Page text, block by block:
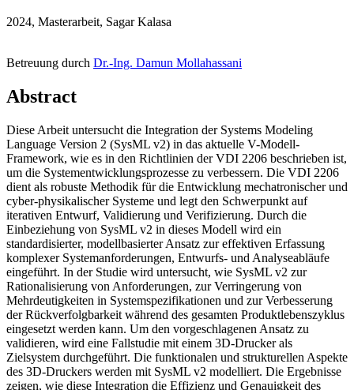
2024, Masterarbeit, Sagar Kalasa
Betreuung durch Dr.-Ing. Damun Mollahassani
Abstract
Diese Arbeit untersucht die Integration der Systems Modeling
Language Version 2 (SysML v2) in das aktuelle V-Modell-
Framework, wie es in den Richtlinien der VDI 2206 beschrieben ist,
um die Systementwicklungsprozesse zu verbessern. Die VDI 2206
dient als robuste Methodik für die Entwicklung mechatronischer und
cyber-physikalischer Systeme und legt den Schwerpunkt auf
iterativen Entwurf, Validierung und Verifizierung. Durch die
Einbeziehung von SysML v2 in dieses Modell wird ein
standardisierter, modellbasierter Ansatz zur effektiven Erfassung
komplexer Systemanforderungen, Entwurfs- und Analyseabläufe
eingeführt. In der Studie wird untersucht, wie SysML v2 zur
Rationalisierung von Anforderungen, zur Verringerung von
Mehrdeutigkeiten in Systemspezifikationen und zur Verbesserung
der Rückverfolgbarkeit während des gesamten Produktlebenszyklus
eingesetzt werden kann. Um den vorgeschlagenen Ansatz zu
validieren, wird eine Fallstudie mit einem 3D-Drucker als
Zielsystem durchgeführt. Die funktionalen und strukturellen Aspekte
des 3D-Druckers werden mit SysML v2 modelliert. Die Ergebnisse
zeigen, wie diese Integration die Effizienz und Genauigkeit des